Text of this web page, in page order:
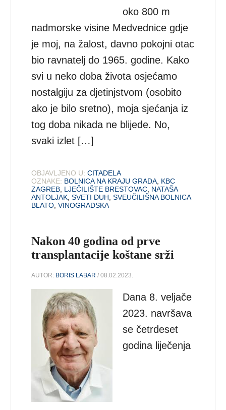
oko 800 m
nadmorske visine Medvednice gdje
je moj, na žalost, davno pokojni otac
bio ravnatelj do 1965. godine. Kako
svi u neko doba života osjećamo
nostalgiju za djetinjstvom (osobito
ako je bilo sretno), moja sjećanja iz
tog doba nikada ne blijede. No,
svaki izlet […]
OBJAVLJENO U: CITADELA
OZNAKE: BOLNICA NA KRAJU GRADA KBC
ZAGREB LJEČILIŠTE BRESTOVAC NATAŠA
ANTOLJAK ,SVETI DUH ,SVEUČILIŠNA BOLNICA
BLATO ,VINOGRADSKA
Nakon 40 godina od prve
transplantacije koštane srži
AUTOR: BORIS LABAR / 08.02.2023.
Dana 8. veljače
2023. navršava
se četrdeset
godina liječenja